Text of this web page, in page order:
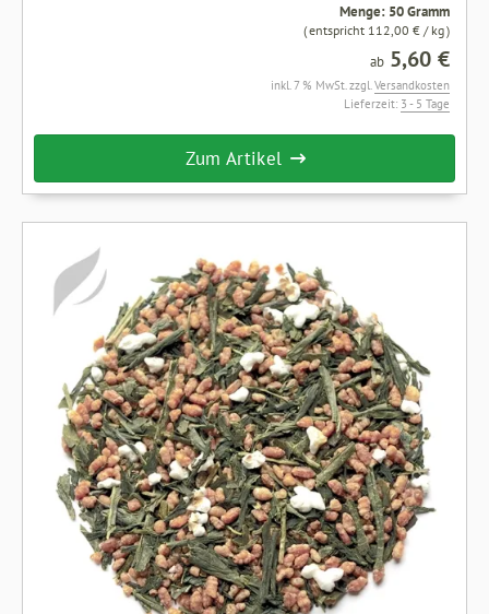
in Japan. Der Bancha ist auch ein Tee der japanischen
Ernährungslehre. Nach japanischer Überlieferung soll er sehr
viele der Gesundheit zuträglichen Eigenschaften beinhalten
– erforscht ist dies bis heute allerdings nicht und der
wissenschaftliche Beleg steht noch aus. Das duftige Aroma
und der weiche, süßliche Geschmack verspricht einen milden
Teegenuss. Unser Japan Bancha ist deshalb auch für Grüntee-
Einsteiger besonders zu empfehlen.
Menge: 50 Gramm
( entspricht 112,00 € / kg )
ab 5,60 €
inkl. 7 % MwSt. zzgl.Versandkosten
Lieferzeit: 3 - 5 Tage
Zum Artikel